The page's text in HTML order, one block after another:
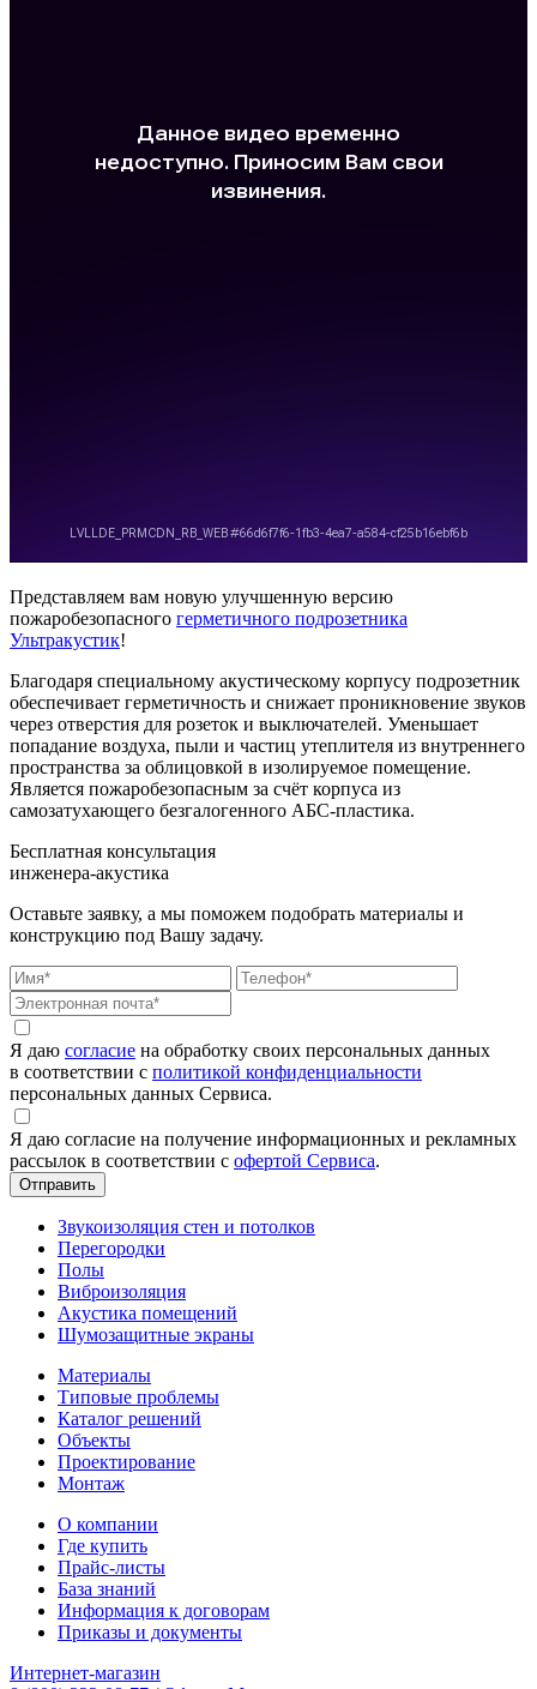
Представляем вам новую улучшенную версию
пожаробезопасного герметичного подрозетника
Ультракустик!
Благодаря специальному акустическому корпусу подрозетник
обеспечивает герметичность и снижает проникновение звуков
через отверстия для розеток и выключателей. Уменьшает
попадание воздуха, пыли и частиц утеплителя из внутреннего
пространства за облицовкой в изолируемое помещение.
Является пожаробезопасным за счёт корпуса из
самозатухающего безгалогенного АБС-пластика.
Бесплатная консультация
инженера-акустика
Оставьте заявку, а мы поможем подобрать материалы и
конструкцию под Вашу задачу.
Я даю согласие на обработку своих персональных данных
в соответствии с политикой конфиденциальности
персональных данных Сервиса.
Я даю согласие на получение информационных и рекламных
рассылок в соответствии с офертой Сервиса.
Звукоизоляция стен и потолков
Перегородки
Полы
Виброизоляция
Акустика помещений
Шумозащитные экраны
Материалы
Типовые проблемы
Каталог решений
Объекты
Проектирование
Монтаж
О компании
Где купить
Прайс-листы
База знаний
Информация к договорам
Приказы и документы
Интернет-магазин